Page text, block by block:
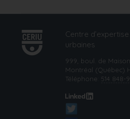
Centre
urbaines
999, boul. de
Montréal (Québec)
Téléphone: 514 848-